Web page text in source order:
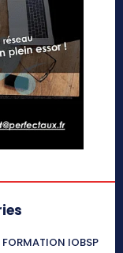
FORMATION IOBSP